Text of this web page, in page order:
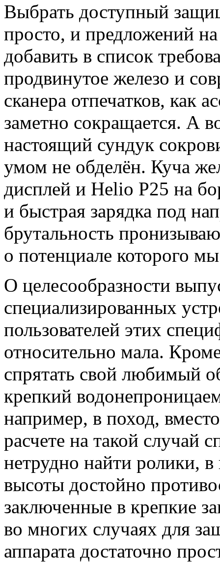
Выбрать доступный
просто, и предложений
добавить в список
продвинутое железо и
сканера отпечатков, как
заметно сокращается. А
настоящий сундук
умом не обделён. Куча
дисплей и Helio P25 на
и быстрая зарядка под
брутальность
о потенциале которого
О целесообразности
специализированных
пользователей этих
относительно мала.
спрятать свой любимый
крепкий
например, в поход,
расчете на такой случай
нетрудно найти ролики,
высоты достойно
заключенные в крепкие
во многих случаях для
аппарата достаточно